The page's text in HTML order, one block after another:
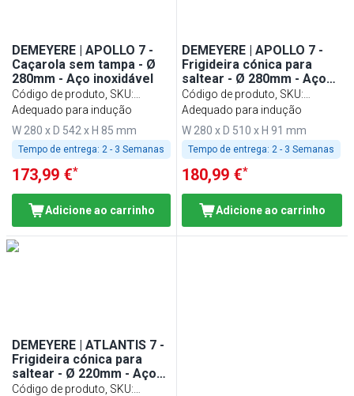
DEMEYERE | APOLLO 7 -
Caçarola sem tampa - Ø
280mm - Aço inoxidável
Código de produto, SKU:
1005245
Adequado para indução
W 280 x D 542 x H 85 mm
Tempo de entrega: 2 - 3 Semanas
173,99 €*
Adicione ao carrinho
DEMEYERE | APOLLO 7 -
Frigideira cónica para
saltear - Ø 280mm - Aço
inoxidável
Código de produto, SKU:
1005154
Adequado para indução
W 280 x D 510 x H 91 mm
Tempo de entrega: 2 - 3 Semanas
180,99 €*
Adicione ao carrinho
DEMEYERE | ATLANTIS 7 -
Frigideira cónica para
saltear - Ø 220mm - Aço
inoxidável
Código de produto, SKU: